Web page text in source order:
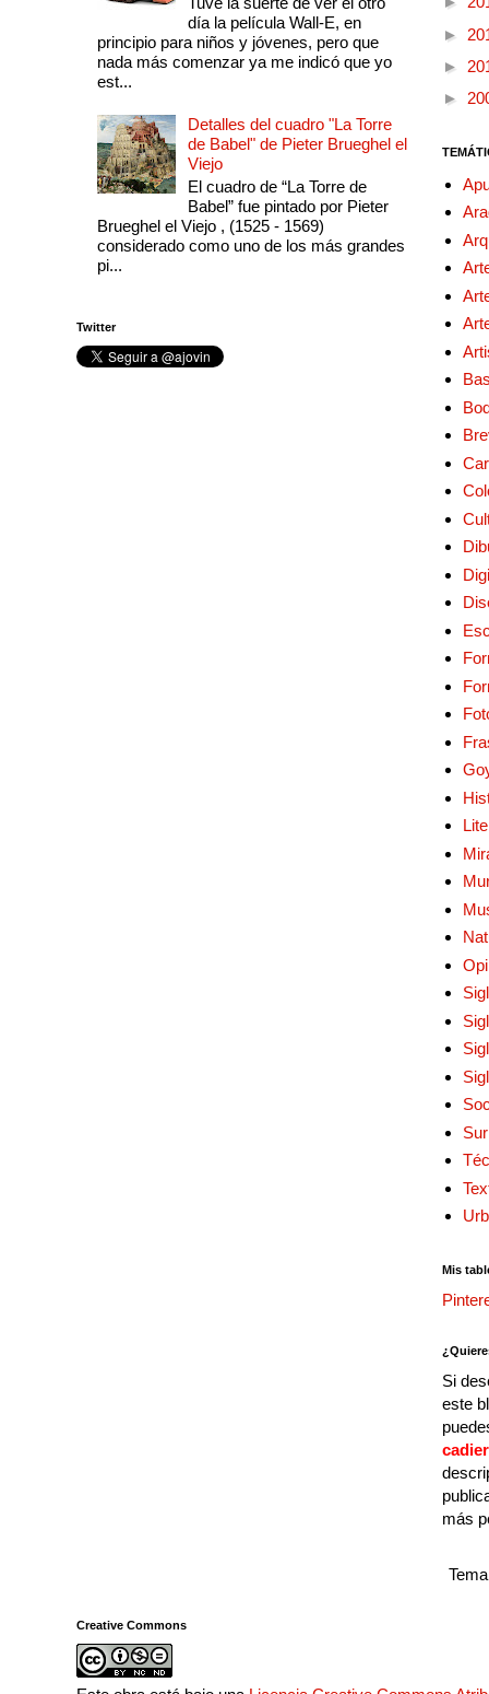
día la película Wall-E, en
principio para niños y jóvenes, pero que
nada más comenzar ya me indicó que yo
est...
Detalles del cuadro "La Torre
de Babel" de Pieter Brueghel el
Viejo
El cuadro de “La Torre de
Babel” fue pintado por Pieter
Brueghel el Viejo , (1525 - 1569)
considerado como uno de los más grandes
pi...
Twitter
►
►
►
Mis
Si
este
más
Creative Commons